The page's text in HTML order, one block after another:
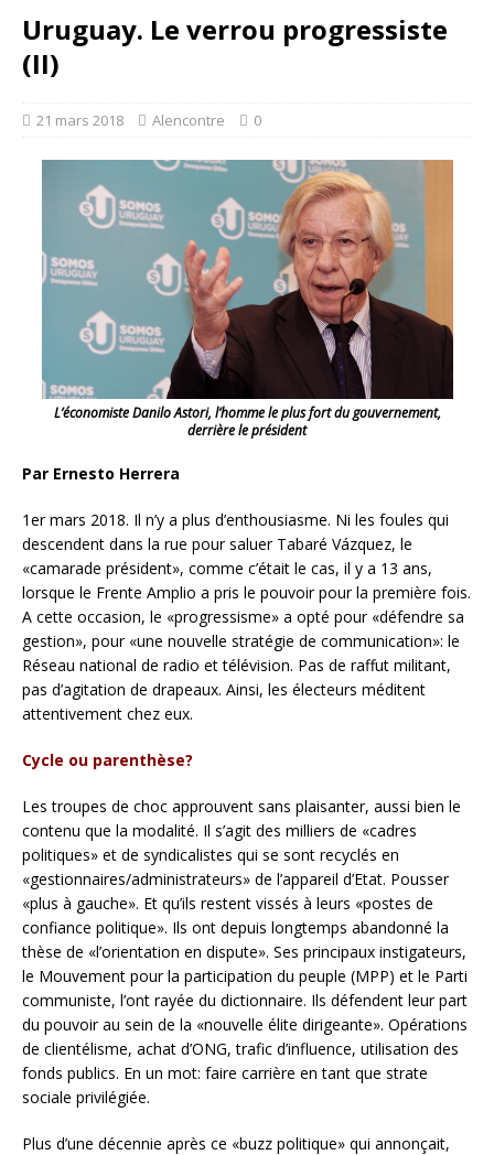
Uruguay. Le verrou progressiste
(II)
21 mars 2018 Alencontre 0
L’économiste Danilo Astori, l’homme le plus fort du gouvernement,
derrière le président
Par Ernesto Herrera
1er mars 2018. Il n’y a plus d’enthousiasme. Ni les foules qui
descendent dans la rue pour saluer Tabaré Vázquez, le
«camarade président», comme c’était le cas, il y a 13 ans,
lorsque le Frente Amplio a pris le pouvoir pour la première fois.
A cette occasion, le «progressisme» a opté pour «défendre sa
gestion», pour «une nouvelle stratégie de communication»: le
Réseau national de radio et télévision. Pas de raffut militant,
pas d’agitation de drapeaux. Ainsi, les électeurs méditent
attentivement chez eux.
Cycle ou parenthèse?
Les troupes de choc approuvent sans plaisanter, aussi bien le
contenu que la modalité. Il s’agit des milliers de «cadres
politiques» et de syndicalistes qui se sont recyclés en
«gestionnaires/administrateurs» de l’appareil d’Etat. Pousser
«plus à gauche». Et qu’ils restent vissés à leurs «postes de
confiance politique». Ils ont depuis longtemps abandonné la
thèse de «l’orientation en dispute». Ses principaux instigateurs,
le Mouvement pour la participation du peuple (MPP) et le Parti
communiste, l’ont rayée du dictionnaire. Ils défendent leur part
du pouvoir au sein de la «nouvelle élite dirigeante». Opérations
de clientélisme, achat d’ONG, trafic d’influence, utilisation des
fonds publics. En un mot: faire carrière en tant que strate
sociale privilégiée.
Plus d’une décennie après ce «buzz politique» qui annonçait,